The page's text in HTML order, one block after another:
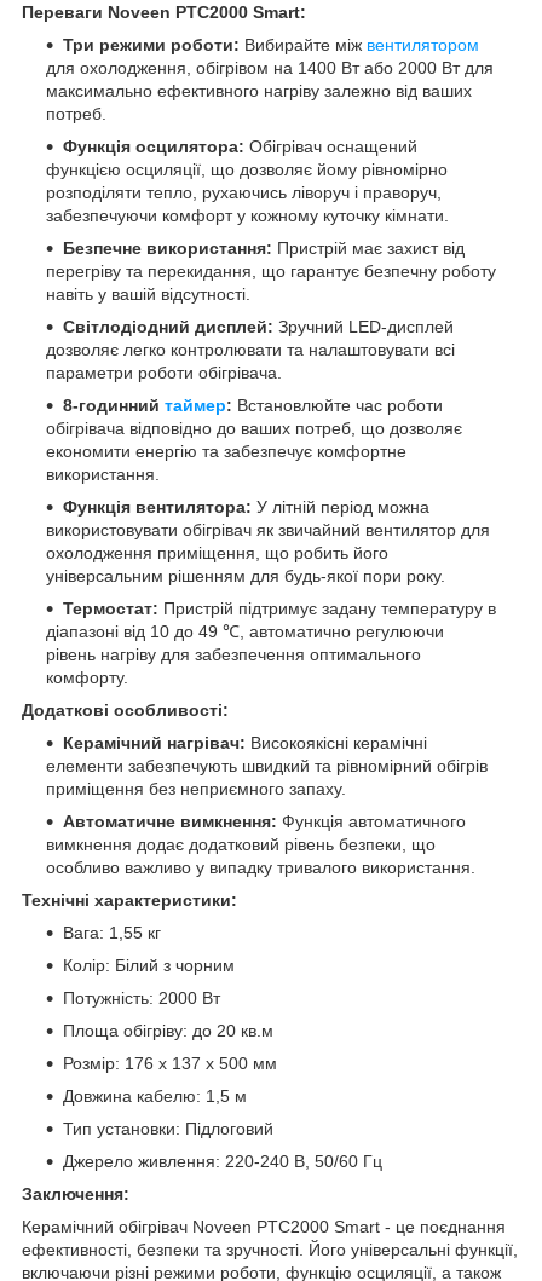
Переваги Noveen PTC2000 Smart:
Три режими роботи: Вибирайте між вентилятором
для охолодження, обігрівом на 1400 Вт або 2000 Вт для
максимально ефективного нагріву залежно від ваших
потреб.
Функція осцилятора: Обігрівач оснащений
функцією осциляції, що дозволяє йому рівномірно
розподіляти тепло, рухаючись ліворуч і праворуч,
забезпечуючи комфорт у кожному куточку кімнати.
Безпечне використання: Пристрій має захист від
перегріву та перекидання, що гарантує безпечну роботу
навіть у вашій відсутності.
Світлодіодний дисплей: Зручний LED-дисплей
дозволяє легко контролювати та налаштовувати всі
параметри роботи обігрівача.
8-годинний таймер: Встановлюйте час роботи
обігрівача відповідно до ваших потреб, що дозволяє
економити енергію та забезпечує комфортне
використання.
Функція вентилятора: У літній період можна
використовувати обігрівач як звичайний вентилятор для
охолодження приміщення, що робить його
універсальним рішенням для будь-якої пори року.
Термостат: Пристрій підтримує задану температуру в
діапазоні від 10 до 49 ℃, автоматично регулюючи
рівень нагріву для забезпечення оптимального
комфорту.
Додаткові особливості:
Керамічний нагрівач: Високоякісні керамічні
елементи забезпечують швидкий та рівномірний обігрів
приміщення без неприємного запаху.
Автоматичне вимкнення: Функція автоматичного
вимкнення додає додатковий рівень безпеки, що
особливо важливо у випадку тривалого використання.
Технічні характеристики:
Вага: 1,55 кг
Колір: Білий з чорним
Потужність: 2000 Вт
Площа обігріву: до 20 кв.м
Розмір: 176 х 137 х 500 мм
Довжина кабелю: 1,5 м
Тип установки: Підлоговий
Джерело живлення: 220-240 В, 50/60 Гц
Заключення:
Керамічний обігрівач Noveen PTC2000 Smart - це поєднання
ефективності, безпеки та зручності. Його універсальні функції,
включаючи різні режими роботи, функцію осциляції, а також